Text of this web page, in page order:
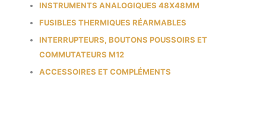
INSTRUMENTS ANALOGIQUES 48X48MM
FUSIBLES THERMIQUES RÉARMABLES
INTERRUPTEURS, BOUTONS POUSSOIRS ET
COMMUTATEURS M12
ACCESSOIRES ET COMPLÉMENTS